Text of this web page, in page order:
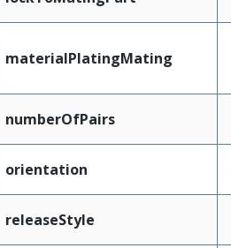
materialPlatingMating
numberOfPairs
orientation
releaseStyle